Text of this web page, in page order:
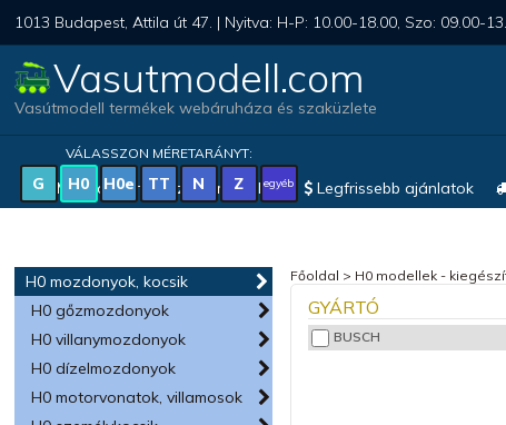
1013 Budapest, Attila út 47. | Nyitva: H-P: 10.00-18.00, Szo: 09.00-
Vasutmodell.com
Vasútmodell termékek webáruháza és szaküzlete
VÁLASSZON MÉRETARÁNYT:
G H0 H0e TT N Z egyéb
Magyar vonatkozású modellek
Legfrissebb ajánlatok
H0 mozdonyok, kocsik
H0 gőzmozdonyok
H0 villanymozdonyok
H0 dízelmozdonyok
H0 motorvonatok, villamosok
Főoldal > H0 modellek -
GYÁRTÓ
BUSCH